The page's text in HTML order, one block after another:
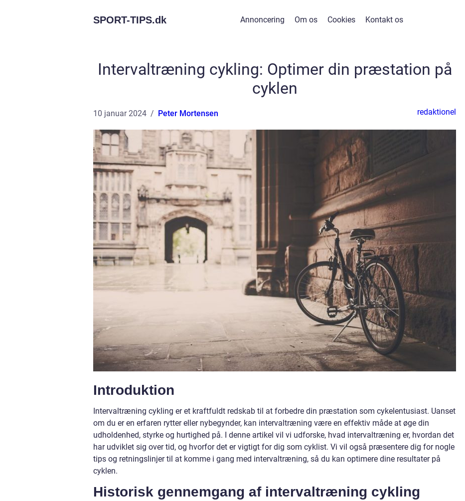
SPORT-TIPS.dk Annoncering Om os Cookies Kontakt os
Intervaltræning cykling: Optimer din præstation på
cyklen
10 januar 2024 Peter Mortensen redaktionel
Introduktion
Intervaltræning cykling er et kraftfuldt redskab til at forbedre din præstation som cykelentusiast. Uanset
om du er en erfaren rytter eller nybegynder, kan intervaltræning være en effektiv måde at øge din
udholdenhed, styrke og hurtighed på. I denne artikel vil vi udforske, hvad intervaltræning er, hvordan det
har udviklet sig over tid, og hvorfor det er vigtigt for dig som cyklist. Vi vil også præsentere dig for nogle
tips og retningslinjer til at komme i gang med intervaltræning, så du kan optimere dine resultater på
cyklen.
Historisk gennemgang af intervaltræning cykling